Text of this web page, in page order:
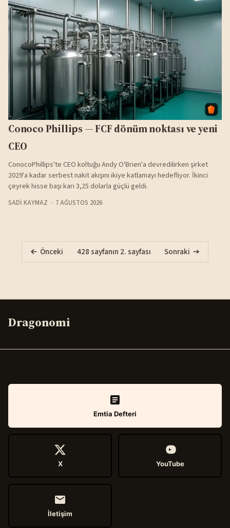
Conoco Phillips — FCF dönüm noktası ve yeni
CEO
ConocoPhillips'te CEO koltuğu Andy O'Brien'a devredilirken şirket
2029'a kadar serbest nakit akışını ikiye katlamayı hedefliyor. İkinci
çeyrek hisse başı karı 3,25 dolarla güçlü geldi.
SADI KAYMAZ 7 AĞUSTOS 2026
Önceki 428 sayfanın 2. sayfası Sonraki
Dragonomi
Emtia Defteri
X YouTube
İletişim